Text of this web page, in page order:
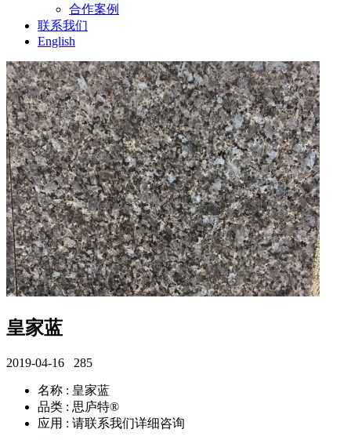
合作案例
联系我们
English
皇家蓝
2019-04-16 285
名称 : 皇家蓝
品类 : 思庐特®
应用 : 请联系我们详细咨询